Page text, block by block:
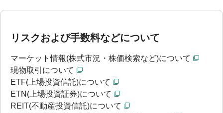
リスクおよび手数料などについて
マーケット情報(株式市況・株価検索など)について
現物取引について
ETF(上場投資信託)について
ETN(上場投資証券)について
REIT(不動産投資信託)について